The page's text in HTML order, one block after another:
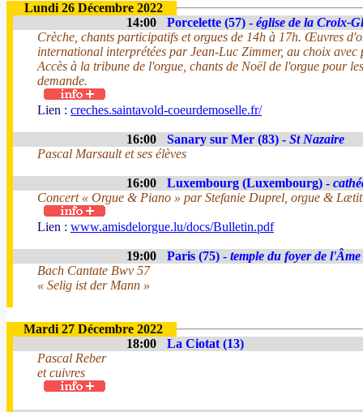
Lundi 26 Décembre 2022
14:00
Porcelette (57) - église de la Croix-
Crèche, chants participatifs et orgues de 14h à 17h. Œuvres
international interprétées par Jean-Luc Zimmer, au choix avec
Accès à la tribune de l'orgue, chants de Noël de l'orgue pour
demande.
Lien : creches.saintavold-coeurdemoselle.fr/
16:00 Sanary sur Mer (83) - St Nazaire
Pascal Marsault et ses élèves
16:00 Luxembourg (Luxembourg) -
Concert « Orgue & Piano » par Stefanie Duprel, orgue &
Lien : www.amisdelorgue.lu/docs/Bulletin.pdf
19:00 Paris (75) - temple du foyer de l'Âme
Bach Cantate Bwv 57
« Selig ist der Mann »
Mardi 27 Décembre 2022
18:00
La Ciotat (13)
Pascal Reber
et cuivres